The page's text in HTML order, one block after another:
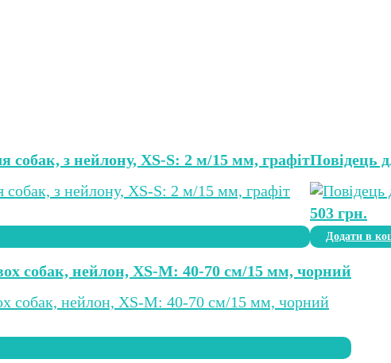
собак, з нейлону, XS-S: 2 м/15 мм, графітПовідець
503 грн.
Додати в
собак, нейлон, XS-M: 40-70 см/15 мм, чорний